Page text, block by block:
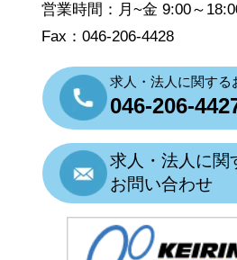
営業時間：月~金 9:00～
Fax：046-206-4428
求人・法人に関する
046-206-
求人・法人に関
お問い合わせ